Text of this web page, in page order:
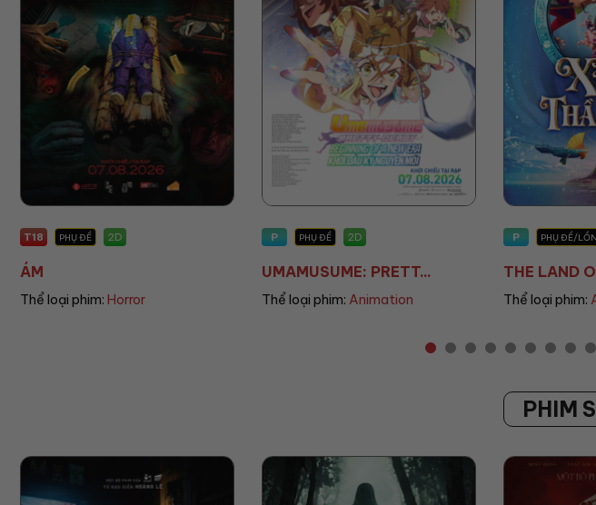
P PHỤ ĐỀ 2D
UMAMUSUME: PRETT...
Thể loại phim:Animation
P PHỤ ĐỀ/LỒNG TIẾNG
THE LAND OF SOME...
Thể loại phim:Animation
T13 PHỤ ĐỀ/
DEAR
Thể loại phim:
PHIM